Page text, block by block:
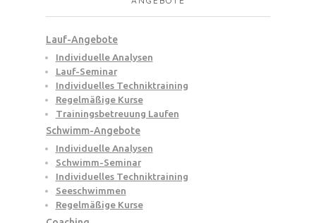
Lauf-Angebote
Individuelle Analysen
Lauf-Seminar
Individuelles Techniktraining
Regelmäßige Kurse
Trainingsbetreuung Laufen
Schwimm-Angebote
Individuelle Analysen
Schwimm-Seminar
Individuelles Techniktraining
Seeschwimmen
Regelmäßige Kurse